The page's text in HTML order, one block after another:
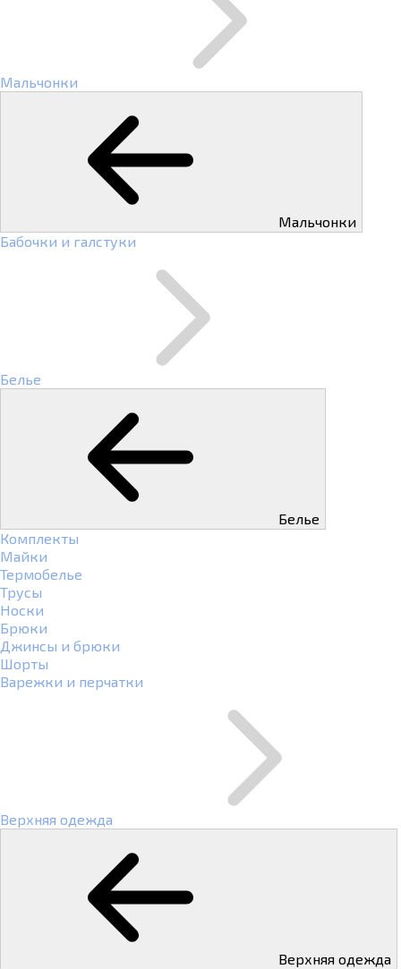
Мальчонки
Мальчонки
Бабочки и галстуки
Белье
Белье
Комплекты
Майки
Термобелье
Трусы
Носки
Брюки
Джинсы и брюки
Шорты
Варежки и перчатки
Верхняя одежда
Верхняя одежда